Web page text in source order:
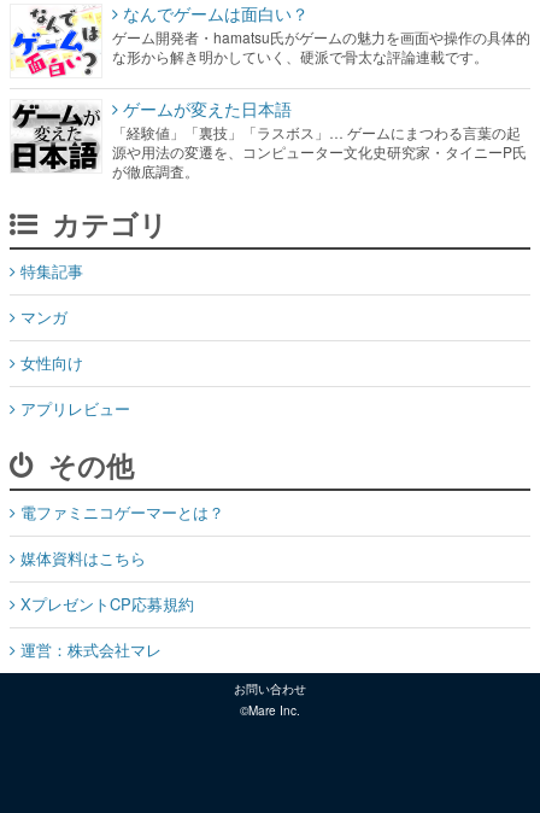
なんでゲームは面白い？
ゲーム開発者・hamatsu氏がゲームの魅力を画面や操作の具体的
な形から解き明かしていく、硬派で骨太な評論連載です。
ゲームが変えた日本語
「経験値」「裏技」「ラスボス」… ゲームにまつわる言葉の起
源や用法の変遷を、コンピューター文化史研究家・タイニーP氏
が徹底調査。
カテゴリ
特集記事
マンガ
女性向け
アプリレビュー
その他
電ファミニコゲーマーとは？
媒体資料はこちら
XプレゼントCP応募規約
運営：株式会社マレ
お問い合わせ
©Mare Inc.